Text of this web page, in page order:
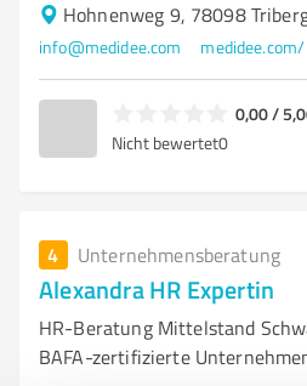
Hohnenweg 9, 78098
info@medidee.com medidee.com/
0,00 /
Nicht bewertet0
4 Unternehmensberatung
Alexandra HR Expertin
HR-Beratung Mittelstand
BAFA-zertifizierte